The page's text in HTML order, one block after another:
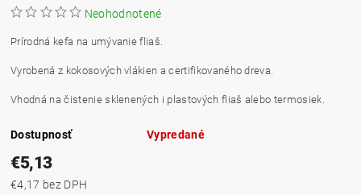
Neohodnotené
Prírodná kefa na umývanie fliaš.
Vyrobená z kokosových vlákien a certifikovaného dreva.
Vhodná na čistenie sklenených i plastových fliaš alebo termosiek.
Dostupnosť Vypredané
€5,13
€4,17 bez DPH